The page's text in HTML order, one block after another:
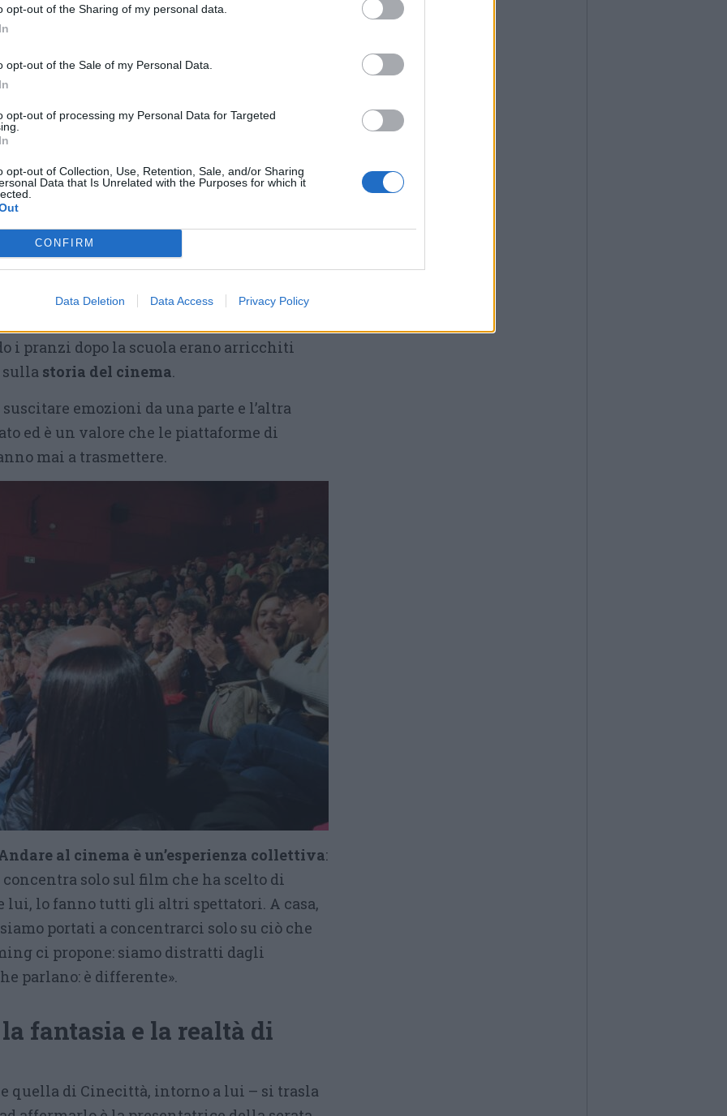
opt-out of the Sharing of my personal data.
opt-out of the Sale of my Personal Data.
opt-out of processing my Personal Data for Targeted
opt-out of Collection, Use, Retention, Sale, and/or Sharing
Data that Is Unrelated with the Purposes for which it
CONFIRM
Data Deletion Data Access Privacy Policy
che sognava la
dato agli altri, lui sia il primo
protagonista della storia narrata in
esserci anche un pezzetto di Walter.
bar di Cinecittà («Ho scelto un luogo
le persone potessero incontrarsi e
dopo caffè, chiacchierata dopo
da quel mondo magico.
i pranzi dopo la scuola erano arricchiti
sulla storia del cinema.
emozioni da una parte e l’altra
ed è un valore che le piattaforme di
mai a trasmettere.
al cinema è un’esperienza collettiva:
solo sul film che ha scelto di
lui, lo fanno tutti gli altri spettatori. A casa,
portati a concentrarci solo su ciò che
ci propone: siamo distratti dagli
parlano: è differente».
fantasia e la realtà di
quella di Cinecittà, intorno a lui – si trasla